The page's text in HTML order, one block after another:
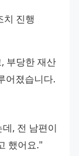
치 진행
부당한 재산
어졌습니다.
, 전 남편이
했어요."